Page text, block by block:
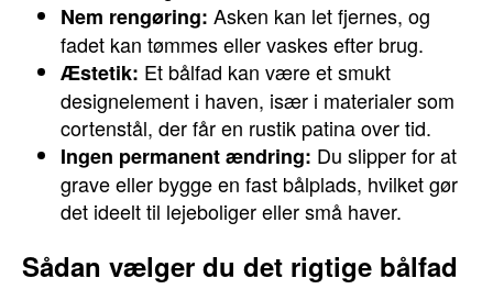
Nem rengøring: Asken kan let fjernes, og
fadet kan tømmes eller vaskes efter brug.
Æstetik: Et bålfad kan være et smukt
designelement i haven, især i materialer som
cortenstål, der får en rustik patina over tid.
Ingen permanent ændring: Du slipper for at
grave eller bygge en fast bålplads, hvilket gør
det ideelt til lejeboliger eller små haver.
Sådan vælger du det rigtige bålfad